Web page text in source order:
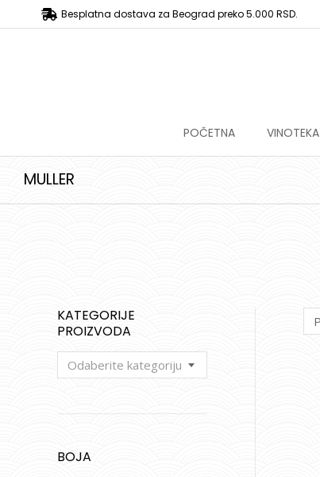
Besplatna dostava za Beograd preko 5.000 RSD.
POČETNA VINOTEKA
MULLER
KATEGORIJE
PROIZVODA
Odaberite kategoriju
BOJA